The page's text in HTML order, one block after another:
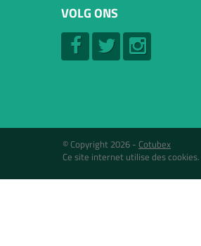
VOLG ONS
© Copyright 2026 - Cotubex
Ce site internet utilise des cookies.